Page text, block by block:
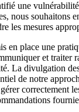
une
nous souhaitons
les mesures
en place une
et traiter
La divulgation
de notre
correctement